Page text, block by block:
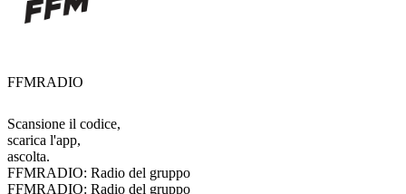
FFMRADIO
Scansione il codice,
scarica l'app,
ascolta.
FFMRADIO: Radio del gruppo
FFMRADIO: Radio del gruppo